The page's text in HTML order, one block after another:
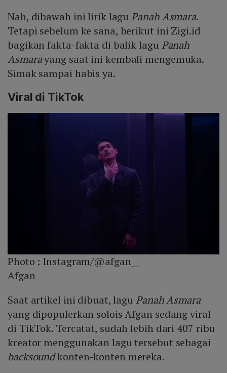
Nah, dibawah ini lirik lagu Panah Asmara.
Tetapi sebelum ke sana, berikut ini Zigi.id
bagikan fakta-fakta di balik lagu Panah
Asmarayang saat ini kembali mengemuka.
Simak sampai habis ya.
Viral di TikTok
Photo : Instagram/@afgan__
Afgan
Saat artikel ini dibuat, lagu Panah Asmara
yang dipopulerkan solois Afgan sedang viral
di TikTok. Tercatat, sudah lebih dari 407 ribu
kreator menggunakan lagu tersebut sebagai
backsoundkonten-konten mereka.